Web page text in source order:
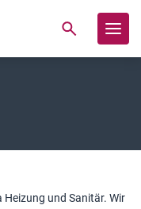
und Sanitär. Wir